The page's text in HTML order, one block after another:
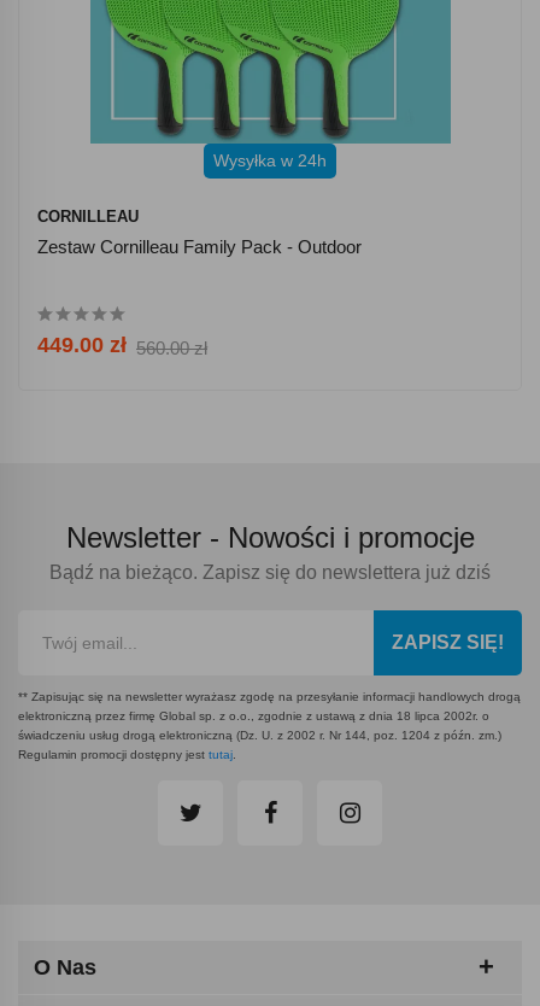
Wysyłka w 24h
CORNILLEAU
Zestaw Cornilleau Family Pack - Outdoor
449.00 zł 560.00 zł
Newsletter - Nowości i promocje
Bądź na bieżąco. Zapisz się do newslettera już dziś
ZAPISZ SIĘ!
** Zapisując się na newsletter wyrażasz zgodę na przesyłanie informacji handlowych drogą
elektroniczną przez firmę Global sp. z o.o., zgodnie z ustawą z dnia 18 lipca 2002r. o
świadczeniu usług drogą elektroniczną (Dz. U. z 2002 r. Nr 144, poz. 1204 z późn. zm.)
Regulamin promocji dostępny jest tutaj.
O Nas